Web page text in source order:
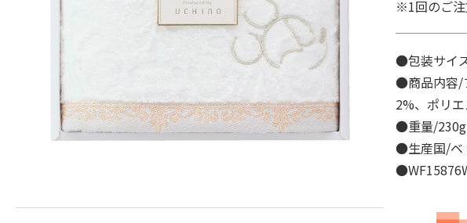
※1回のご注
●包装サイ
●商品内容/
2%、ポリ
●重量/
●生産国/ベ